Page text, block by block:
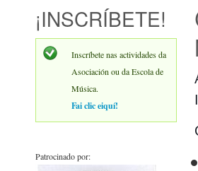
¡INSCRÍBETE!
Inscríbete nas actividades da
Asociación ou da Escola de
Música.
Fai clic eiquí!
Patrocinado por: